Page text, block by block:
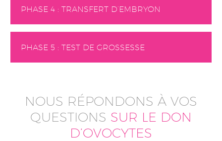
PHASE 4 : TRANSFERT D’EMBRYON
PHASE 5 : TEST DE GROSSESSE
NOUS RÉPONDONS À VOS
QUESTIONS SUR LE DON
D’OVOCYTES